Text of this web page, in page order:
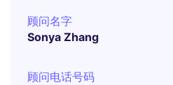
顾问名字
Sonya Zhang
顾问电话号码